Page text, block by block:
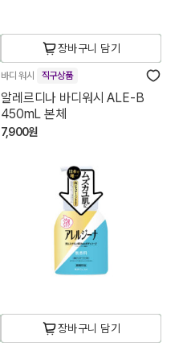
장바구니 담기
바디 워시 직구상품
알레르디나 바디워시 ALE-B
450mL 본체
7,900원
장바구니 담기